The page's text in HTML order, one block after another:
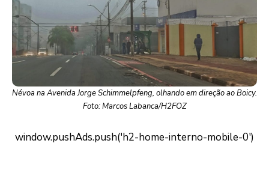
Névoa na Avenida Jorge Schimmelpfeng, olhando em direção ao Boicy.
Foto: Marcos Labanca/H2FOZ